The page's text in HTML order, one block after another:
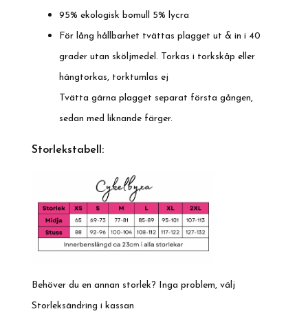
95% ekologisk bomull 5% lycra
För lång hållbarhet tvättas plagget ut & in i 40
grader utan sköljmedel. Torkas i torkskåp eller
hängtorkas, torktumlas ej
Tvätta gärna plagget separat första gången,
sedan med liknande färger.
Storlekstabell:
Behöver du en annan storlek? Inga problem, välj
Storleksändring i kassan